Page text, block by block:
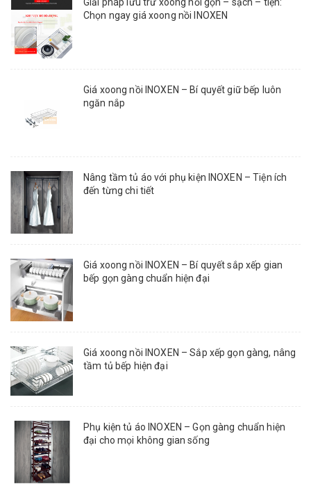
Chọn ngay giá xoong nồi INOXEN
Giá xoong nồi INOXEN – Bí quyết giữ bếp luôn
ngăn nắp
Nâng tầm tủ áo với phụ kiện INOXEN – Tiện ích
đến từng chi tiết
Giá xoong nồi INOXEN – Bí quyết sắp xếp gian
bếp gọn gàng chuẩn hiện đại
Giá xoong nồi INOXEN – Sắp xếp gọn gàng, nâng
tầm tủ bếp hiện đại
Phụ kiện tủ áo INOXEN – Gọn gàng chuẩn hiện
đại cho mọi không gian sống